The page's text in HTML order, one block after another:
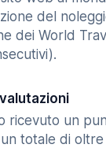
del
dei World
ricevuto un
totale di